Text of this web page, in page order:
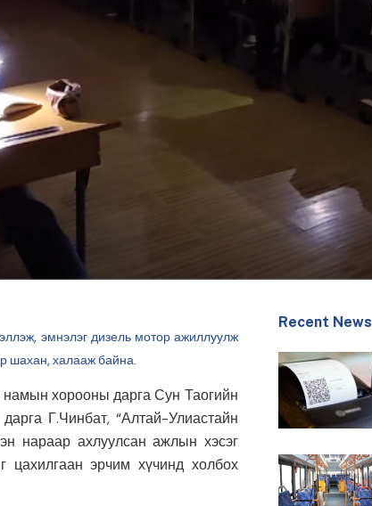
эмнэлэг дизель мотор ажиллуулж
шахан, халааж байна.
хорооны дарга Сун Таогийн
Г.Чинбат, “Алтай-Улиастайн
нараар ахлуулсан ажлын хэсэг
эрчим хүчинд холбох
Recent News